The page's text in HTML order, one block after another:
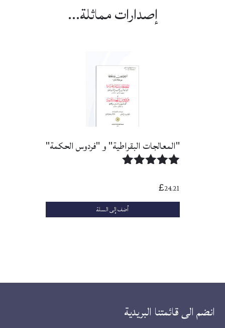
إصدارات مماثلة...
"المعالجات البقراطية" و "فردوس الحكمة"
5.00
£24.21
أضف إلى السلة
انضم الى قائمتنا البريدية